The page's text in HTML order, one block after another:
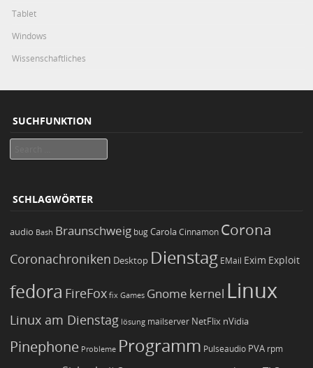
Tablet
Windows
Wissenschaftliches
SUCHFUNKTION
SCHLAGWÖRTER
audio Bash Braunschweig bugCarola Cinnamon Corona
Coronachroniken Desktop Dienstag EMail Exim Exploit
fedora FireFox fix Games Gnome kernel Linux
Linux am Dienstag lösung mailserver NetFlix nVidia
Pinephone Probleme Programm Pulseaudio PVA rpm